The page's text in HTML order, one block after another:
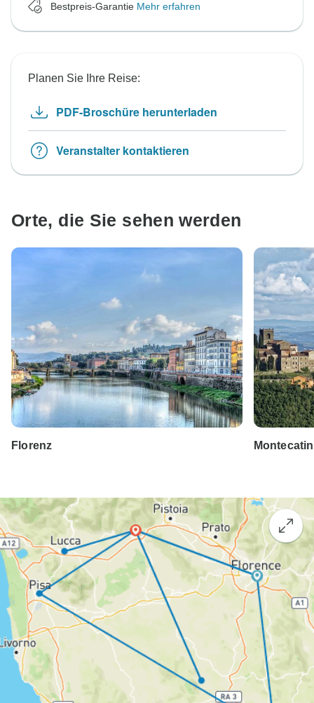
Bestpreis-Garantie Mehr erfahren
Planen Sie Ihre Reise:
PDF-Broschüre herunterladen
Veranstalter kontaktieren
Orte, die Sie sehen werden
Florenz